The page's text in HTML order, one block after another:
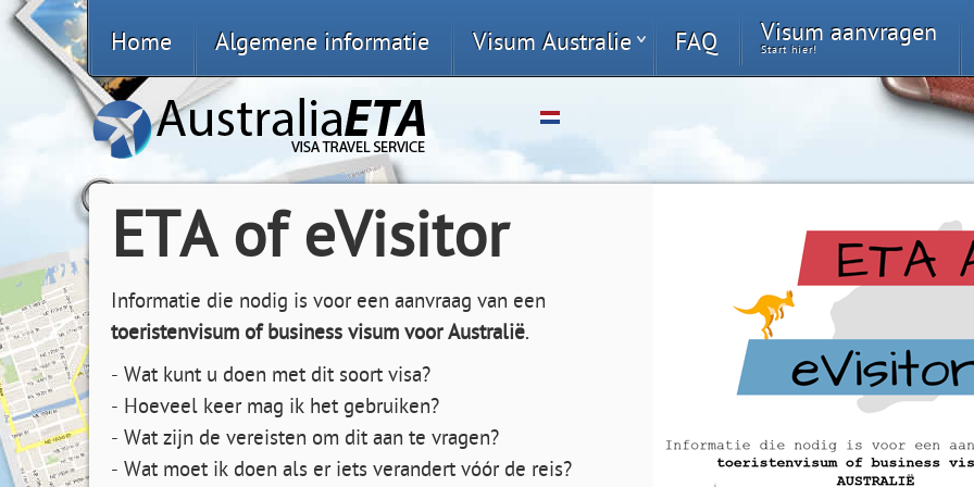
Home Algemene informatie Visum Australie FAQ Visum aanvragen
Start hier!
ETA of eVisitor
Informatie die nodig is voor een aanvraag van een
toeristenvisum of business visum voor Australië.
- Wat kunt u doen met dit soort visa?
- Hoeveel keer mag ik het gebruiken?
- Wat zijn de vereisten om dit aan te vragen?
- Wat moet ik doen als er iets verandert vóór de reis?